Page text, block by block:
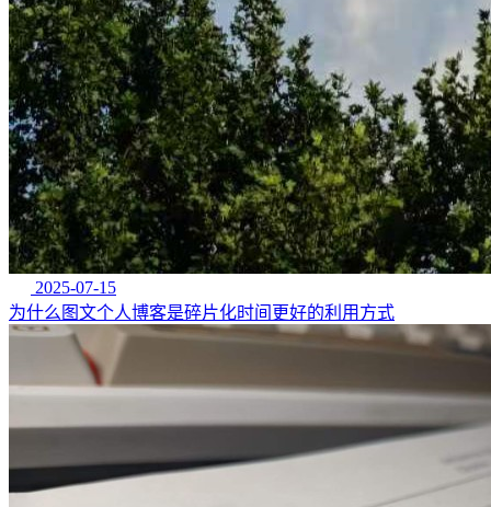
2025-07-15
为什么图文个人博客是碎片化时间更好的利用方式